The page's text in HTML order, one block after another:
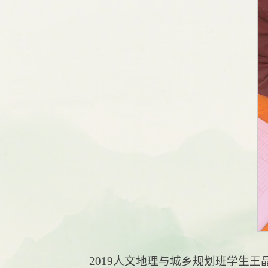
2019人文地理与城乡规划班学生王